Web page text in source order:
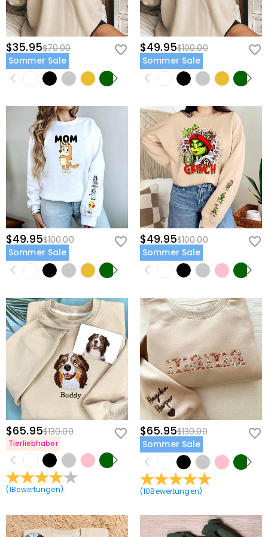
$35.95$70.00
Sommer Sale
$49.95$100.00
Sommer Sale
$49.95$100.00
Sommer Sale
$49.95$100.00
Sommer Sale
$65.95$130.00
Tierliebhaber
(1Bewertungen)
$65.95$130.00
Sommer Sale
(10Bewertungen)